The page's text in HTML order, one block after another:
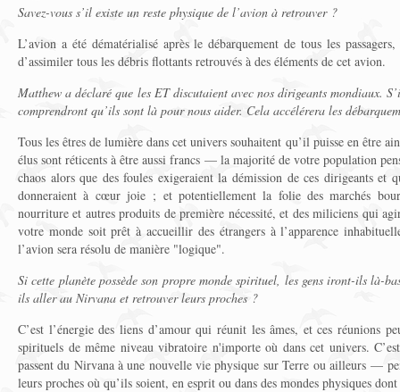
Savez-vous s’il existe un reste physique de l’avion à retrouver ?
L’avion a été dématérialisé après le débarquement de tous les
d’assimiler tous les débris flottants retrouvés à des éléments de cet avion.
Matthew a déclaré que les ET discutaient avec nos dirigeants mondiaux.
comprendront qu’ils sont là pour nous aider. Cela accélérera les
Tous les êtres de lumière dans cet univers souhaitent qu’il puisse en être
élus sont réticents à être aussi francs — la majorité de votre population
chaos alors que des foules exigeraient la démission de ces dirigeants et
donneraient à cœur joie ; et potentiellement la folie des marchés
nourriture et autres produits de première nécessité, et des miliciens qui
votre monde soit prêt à accueillir des étrangers à l’apparence
l’avion sera résolu de manière "logique".
Si cette planète possède son propre monde spirituel, les gens iront-ils là-
ils aller au Nirvana et retrouver leurs proches ?
C’est l’énergie des liens d’amour qui réunit les âmes, et ces réunions
spirituels de même niveau vibratoire n'importe où dans cet univers.
passent du Nirvana à une nouvelle vie physique sur Terre ou ailleurs —
leurs proches où qu’ils soient, en esprit ou dans des mondes physiques